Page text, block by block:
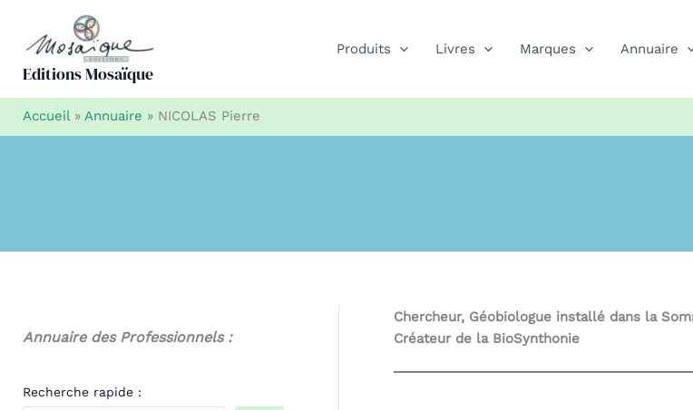
contenu
Editions Mosaïque
Produits Livres Marques Annuaire
Accueil» Annuaire » NICOLAS Pierre
Annuaire des Professionnels :
Recherche rapide :
Chercheur, Géobiologue installé dans la
Créateur de la BioSynthonie